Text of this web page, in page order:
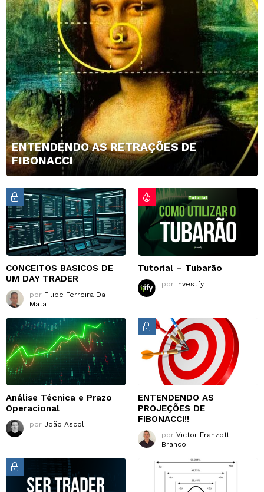
ENTENDENDO AS RETRAÇÕES DE
FIBONACCI
CONCEITOS BASICOS DE
UM DAY TRADER
por Filipe Ferreira Da
Mata
Tutorial – Tubarão
por Investfy
Análise Técnica e Prazo
Operacional
por João Ascoli
ENTENDENDO AS
PROJEÇÕES DE
FIBONACCI!!
por Victor Franzotti
Branco